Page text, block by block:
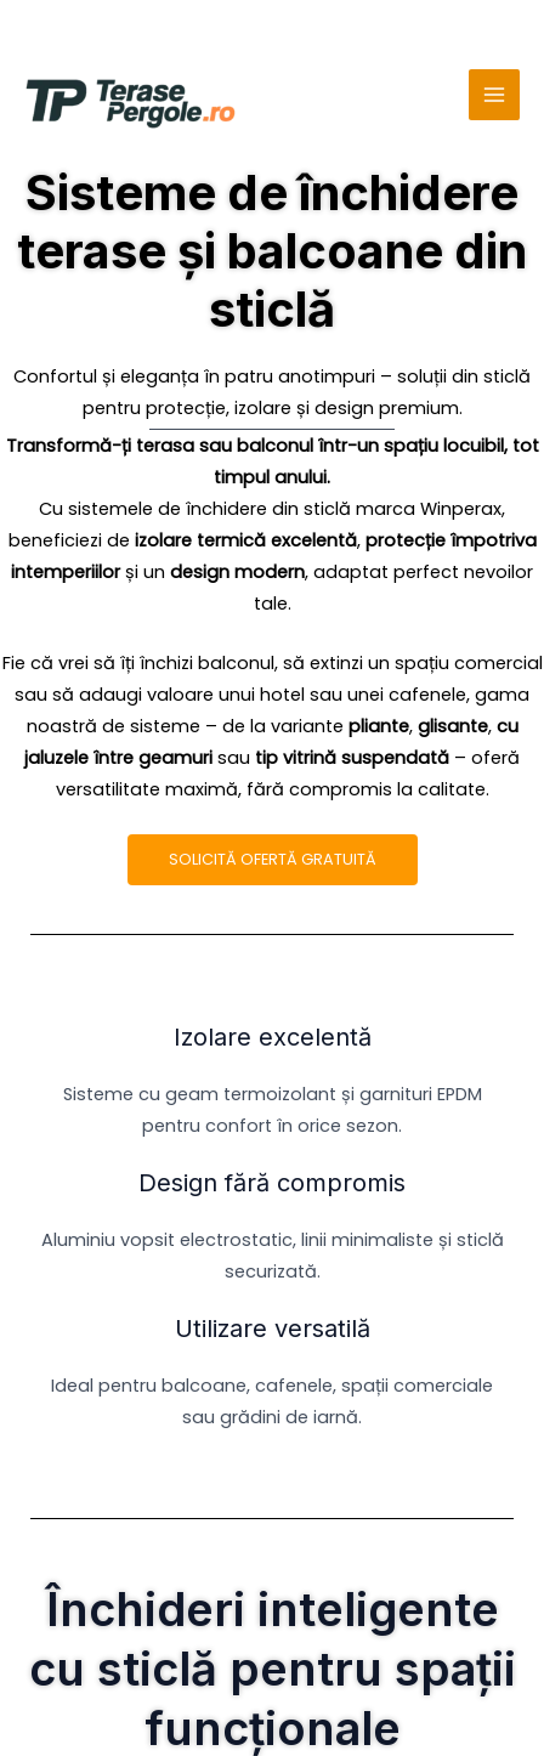
content
Sisteme de închidere
terase și balcoane din
sticlă
Confortul și eleganța în patru anotimpuri – soluții din sticlă
pentru protecție, izolare și design premium.
Transformă-ți terasa sau balconul într-un spațiu locuibil, tot
timpul anului.
Cu sistemele de închidere din sticlă marca Winperax,
beneficiezi de izolare termică excelentă, protecție împotriva
intemperiilorși un design modern, adaptat perfect nevoilor
tale.
Fie că vrei să îți închizi balconul, să extinzi un spațiu comercial
sau să adaugi valoare unui hotel sau unei cafenele, gama
noastră de sisteme – de la variante pliante, glisante, cu
jaluzele între geamuri sau tip vitrină suspendată – oferă
versatilitate maximă, fără compromis la calitate.
SOLICITĂ OFERTĂ GRATUITĂ
Izolare excelentă
Sisteme cu geam termoizolant și garnituri EPDM
pentru confort în orice sezon.
Design fără compromis
Aluminiu vopsit electrostatic, linii minimaliste și sticlă
securizată.
Utilizare versatilă
Ideal pentru balcoane, cafenele, spații comerciale
sau grădini de iarnă.
Închideri inteligente
cu sticlă pentru spații
funcționale